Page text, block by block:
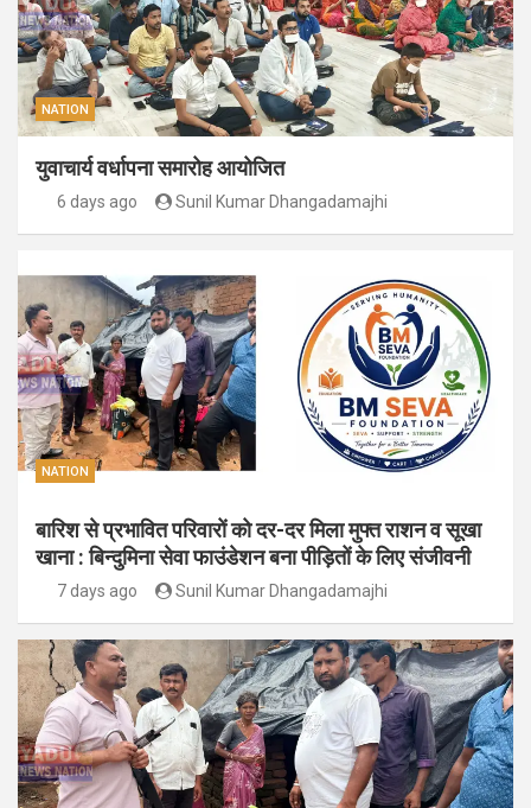
NATION
युवाचार्य वर्धापना समारोह आयोजित
6 days ago Sunil Kumar Dhangadamajhi
NATION
बारिश से प्रभावित परिवारों को दर-दर मिला मुफ्त राशन व सूखा
खाना : बिन्दुमिना सेवा फाउंडेशन बना पीड़ितों के लिए संजीवनी
7 days ago Sunil Kumar Dhangadamajhi